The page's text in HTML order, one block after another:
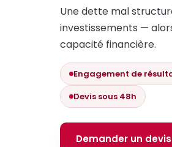
Une dette mal
investissements —
capacité financière.
Engagement de
Devis sous 48h
Demander un devis